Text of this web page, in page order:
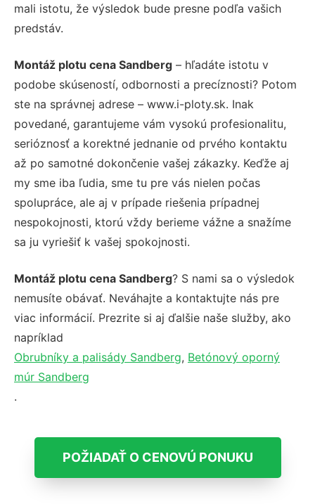
mali istotu, že výsledok bude presne podľa vašich
predstáv.
Montáž plotu cena Sandberg – hľadáte istotu v
podobe skúseností, odbornosti a precíznosti? Potom
ste na správnej adrese – www.i-ploty.sk. Inak
povedané, garantujeme vám vysokú profesionalitu,
serióznosť a korektné jednanie od prvého kontaktu
až po samotné dokončenie vašej zákazky. Keďže aj
my sme iba ľudia, sme tu pre vás nielen počas
spolupráce, ale aj v prípade riešenia prípadnej
nespokojnosti, ktorú vždy berieme vážne a snažíme
sa ju vyriešiť k vašej spokojnosti.
Montáž plotu cena Sandberg? S nami sa o výsledok
nemusíte obávať. Neváhajte a kontaktujte nás pre
viac informácií. Prezrite si aj ďalšie naše služby, ako
napríklad
Obrubníky a palisády Sandberg, Betónový oporný
múr Sandberg
.
POŽIADAŤ O CENOVÚ PONUKU